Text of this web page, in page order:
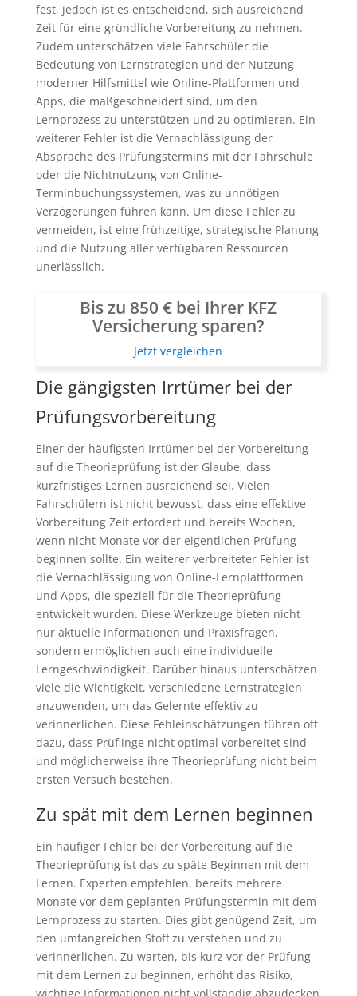
fest, jedoch ist es entscheidend, sich ausreichend
Zeit für eine gründliche Vorbereitung zu nehmen.
Zudem unterschätzen viele Fahrschüler die
Bedeutung von Lernstrategien und der Nutzung
moderner Hilfsmittel wie Online-Plattformen und
Apps, die maßgeschneidert sind, um den
Lernprozess zu unterstützen und zu optimieren. Ein
weiterer Fehler ist die Vernachlässigung der
Absprache des Prüfungstermins mit der Fahrschule
oder die Nichtnutzung von Online-
Terminbuchungssystemen, was zu unnötigen
Verzögerungen führen kann. Um diese Fehler zu
vermeiden, ist eine frühzeitige, strategische Planung
und die Nutzung aller verfügbaren Ressourcen
unerlässlich.
Bis zu 850 € bei Ihrer KFZ
Versicherung sparen?
Jetzt vergleichen
Die gängigsten Irrtümer bei der
Prüfungsvorbereitung
Einer der häufigsten Irrtümer bei der Vorbereitung
auf die Theorieprüfung ist der Glaube, dass
kurzfristiges Lernen ausreichend sei. Vielen
Fahrschülern ist nicht bewusst, dass eine effektive
Vorbereitung Zeit erfordert und bereits Wochen,
wenn nicht Monate vor der eigentlichen Prüfung
beginnen sollte. Ein weiterer verbreiteter Fehler ist
die Vernachlässigung von Online-Lernplattformen
und Apps, die speziell für die Theorieprüfung
entwickelt wurden. Diese Werkzeuge bieten nicht
nur aktuelle Informationen und Praxisfragen,
sondern ermöglichen auch eine individuelle
Lerngeschwindigkeit. Darüber hinaus unterschätzen
viele die Wichtigkeit, verschiedene Lernstrategien
anzuwenden, um das Gelernte effektiv zu
verinnerlichen. Diese Fehleinschätzungen führen oft
dazu, dass Prüflinge nicht optimal vorbereitet sind
und möglicherweise ihre Theorieprüfung nicht beim
ersten Versuch bestehen.
Zu spät mit dem Lernen beginnen
Ein häufiger Fehler bei der Vorbereitung auf die
Theorieprüfung ist das zu späte Beginnen mit dem
Lernen. Experten empfehlen, bereits mehrere
Monate vor dem geplanten Prüfungstermin mit dem
Lernprozess zu starten. Dies gibt genügend Zeit, um
den umfangreichen Stoff zu verstehen und zu
verinnerlichen. Zu warten, bis kurz vor der Prüfung
mit dem Lernen zu beginnen, erhöht das Risiko,